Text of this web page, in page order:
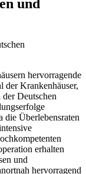
und
hervorragende
der Krankenhäuser,
Deutschen
die Überlebensraten
erhalten
und
hervorragend